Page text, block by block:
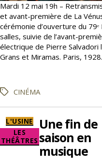
Mardi 12 mai 19h –
et avant-première de La
cérémonie d’ouverture du
salles, suivie de l’avant-
électrique de Pierre
Grans et Miramas. Paris,
Étiquettes
CINÉMA
Catégories
L'USINE
LES
THÉÂTRES
Une fin de
saison en
musique